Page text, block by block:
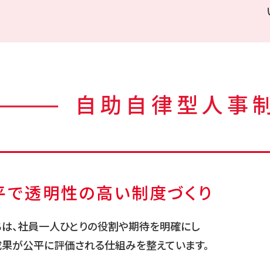
自助自律型人事
で透明性の高い制度づくり
、社員一人ひとりの役割や期待を明確にし
が公平に評価される仕組みを整えています。